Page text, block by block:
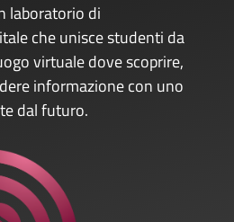
laboratorio di
che unisce studenti da
virtuale dove scoprire,
informazione con uno
dal futuro.